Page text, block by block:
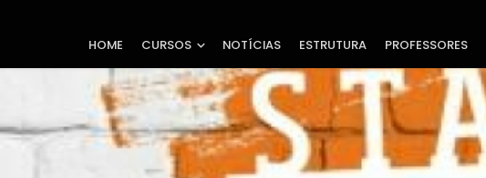
HOME CURSOS NOTÍCIAS ESTRUTURA PROFESSORES